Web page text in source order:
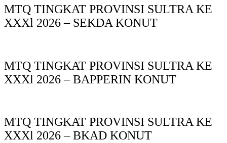
MTQ TINGKAT PROVINSI SULTRA KE
XXXl 2026 – SEKDA KONUT
MTQ TINGKAT PROVINSI SULTRA KE
XXXl 2026 – BAPPERIN KONUT
MTQ TINGKAT PROVINSI SULTRA KE
XXXl 2026 – BKAD KONUT